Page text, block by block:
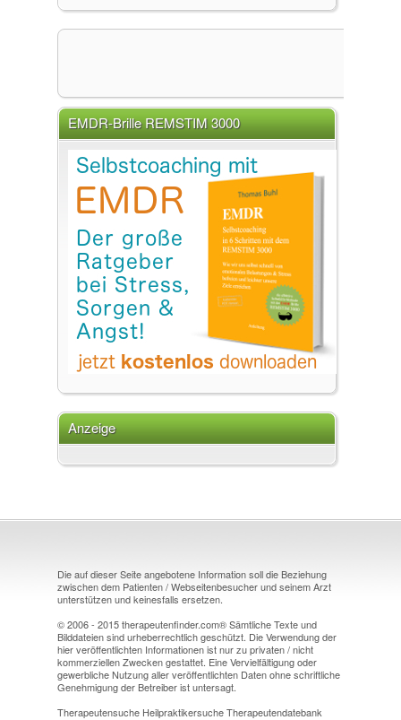
EMDR-Brille REMSTIM 3000
Anzeige
Die auf dieser Seite angebotene Information soll die Beziehung
zwischen dem Patienten / Webseitenbesucher und seinem Arzt
unterstützen und keinesfalls ersetzen.
© 2006 - 2015 therapeutenfinder.com® Sämtliche Texte und
Bilddateien sind urheberrechtlich geschützt. Die Verwendung der
hier veröffentlichten Informationen ist nur zu privaten / nicht
kommerziellen Zwecken gestattet. Eine Vervielfältigung oder
gewerbliche Nutzung aller veröffentlichten Daten ohne schriftliche
Genehmigung der Betreiber ist untersagt.
Therapeutensuche Heilpraktikersuche Therapeutendatebank